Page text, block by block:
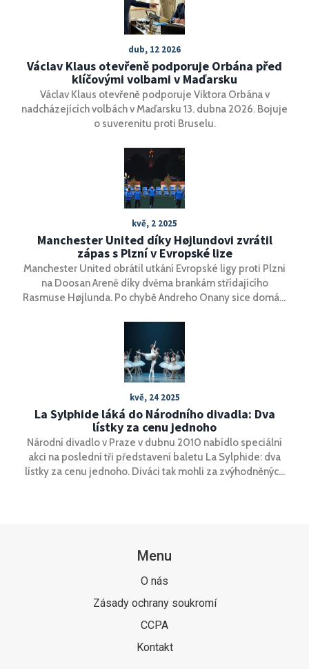
dalšímu pádu v posledních 500 metrech.
dub, 12 2026
Václav Klaus otevřeně podporuje Orbána před
klíčovými volbami v Maďarsku
Václav Klaus otevřeně podporuje Viktora Orbána v
nadcházejících volbách v Maďarsku 13. dubna 2026. Bojuje
o suverenitu proti Bruselu.
kvě, 2 2025
Manchester United díky Højlundovi zvrátil
zápas s Plzní v Evropské lize
Manchester United obrátil utkání Evropské ligy proti Plzni
na Doosan Areně díky dvěma brankám střídajícího
Rasmuse Højlunda. Po chybě Andreho Onany sice domácí
Manchesterem City.
kvě, 24 2025
La Sylphide láká do Národního divadla: Dva
lístky za cenu jednoho
Národní divadlo v Praze v dubnu 2010 nabídlo speciální
akci na poslední tři představení baletu La Sylphide: dva
lístky za cenu jednoho. Diváci tak mohli za zvýhodněných
Menu
O nás
Zásady ochrany soukromí
CCPA
Kontakt